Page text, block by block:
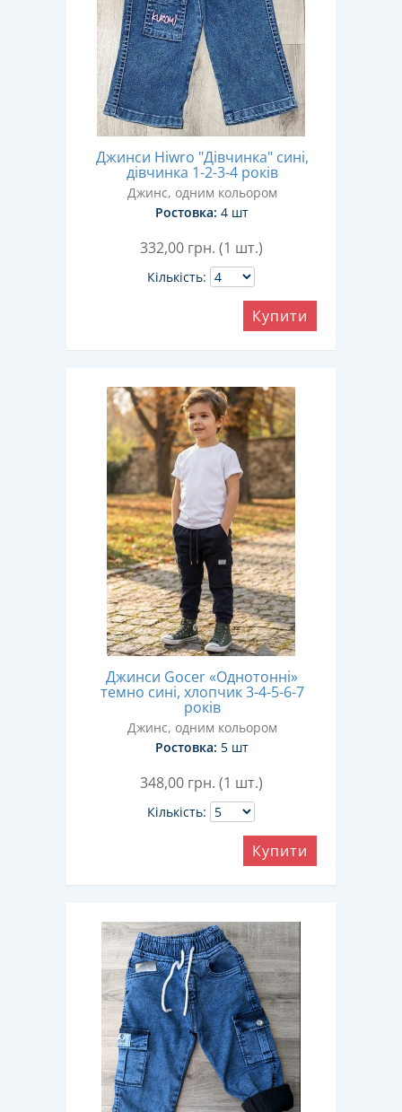
Джинси Hiwro "Дівчинка" сині,
дівчинка 1-2-3-4 років
Джинс, одним кольором
Ростовка: 4 шт
332,00 грн. (1 шт.)
Кількість:
Купити
Джинси Gocer «Однотонні»
темно сині, хлопчик 3-4-5-6-7
років
Джинс, одним кольором
Ростовка: 5 шт
348,00 грн. (1 шт.)
Кількість:
Купити